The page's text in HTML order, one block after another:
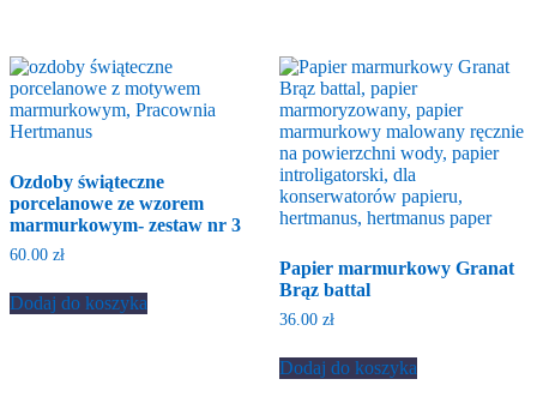
Ozdoby świąteczne
porcelanowe ze wzorem
marmurkowym- zestaw nr 3
60.00 zł
Dodaj do koszyka
Papier marmurkowy Granat
Brąz battal
36.00 zł
Dodaj do koszyka